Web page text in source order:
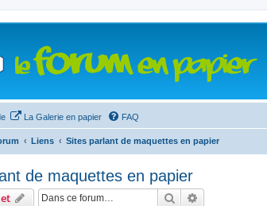
La Galerie en papier FAQ
Liens Sites parlant de maquettes en papier
de maquettes en papier
Rechercher